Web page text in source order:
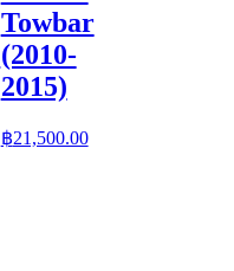
Towbar
(2010-
2015)
฿21,500.00